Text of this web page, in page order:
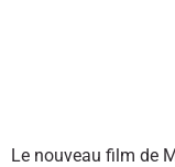
Le nouveau film de